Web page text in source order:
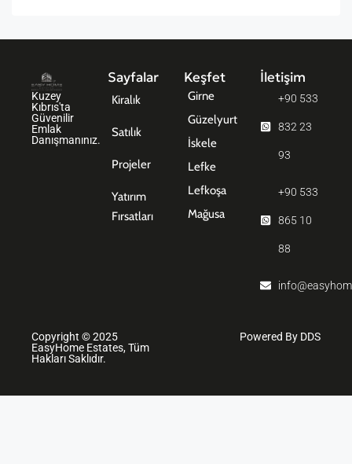
Kuzey
Kıbrıs'ta
Güvenilir
Emlak
Danışmanınız.
Sayfalar
Kiralık
Satılık
Projeler
Yatırım
Fırsatları
Keşfet
Girne
Güzelyurt
İskele
Lefke
Lefkoşa
Mağusa
İletişim
+90 533
832 23
93
+90 533
865 10
88
Copyright © 2025
EasyHome Estates, Tüm
Hakları Saklıdır.
Powered By DDS